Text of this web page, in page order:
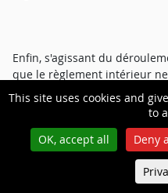
This site uses cookies and
to
OK, accept all
Deny
Enfin, s'agissant du
que le règlement intérieur
que la possibilité pour le
expertise réalisée par un
ne peut être considéré
appartenait, à la suite du
une contre-expertise, ce